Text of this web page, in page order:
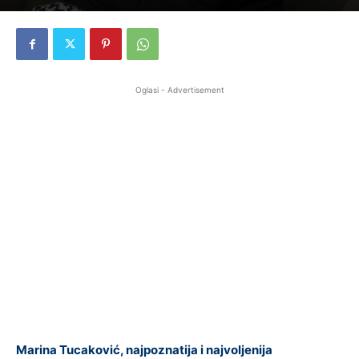
Oglasi - Advertisement
Marina Tucaković, najpoznatija i najvoljenija